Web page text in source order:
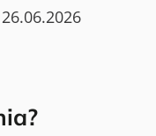
26.06.2026